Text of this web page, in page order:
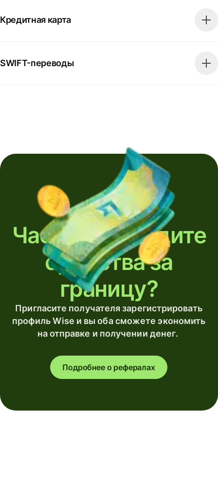
Кредитная карта
SWIFT-переводы
Часто переводите
средства за
границу?
Пригласите получателя зарегистрировать
профиль Wise и вы оба сможете экономить
на отправке и получении денег.
Подробнее о рефералах